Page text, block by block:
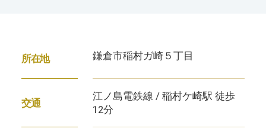
所在地 鎌倉市稲村ガ崎５丁目
交通
江ノ島電鉄線 / 稲村ケ崎駅 徒歩
12分